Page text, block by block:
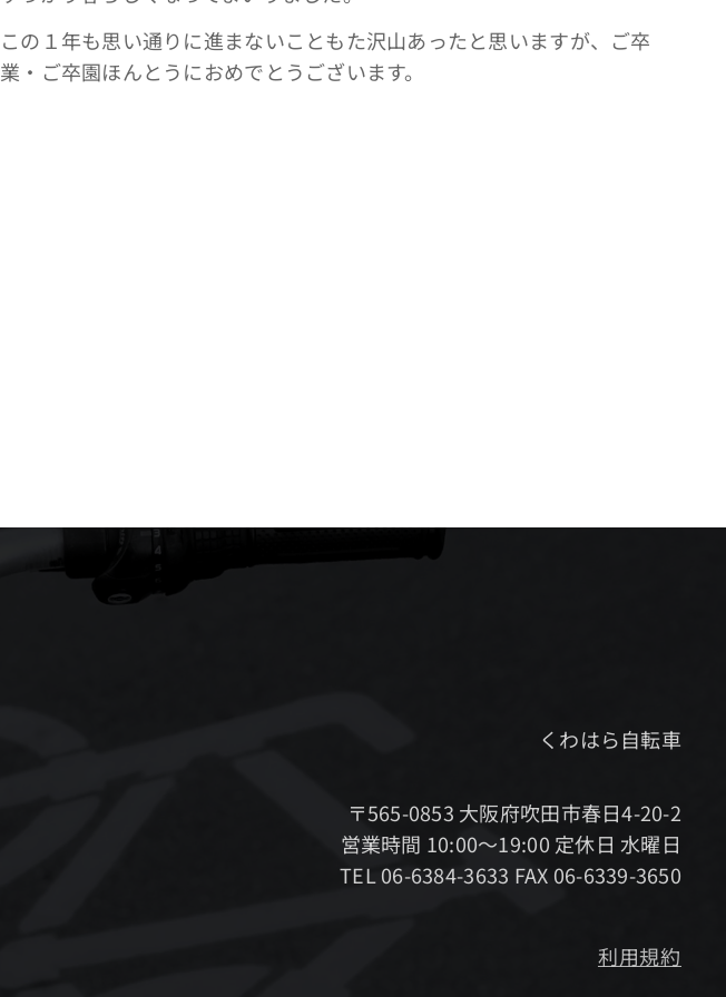
この１年も思い通りに進まないこともた沢山あったと思いますが、ご卒
業・ご卒園ほんとうにおめでとうございます。
くわはら自転車
〒565-0853 大阪府吹田市春日4-20-2
営業時間 10:00～19:00 定休日 水曜日
TEL 06-6384-3633 FAX 06-6339-3650
利用規約